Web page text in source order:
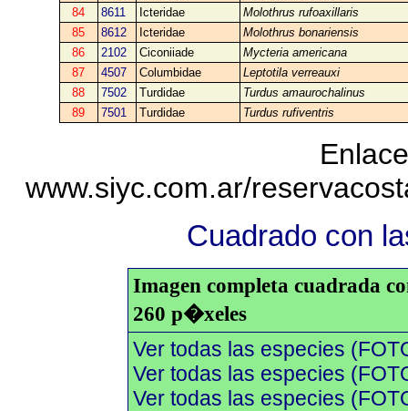
84
8611 Icteridae
Molothrus rufoaxillaris
85
8612 Icteridae
Molothrus bonariensis
86
2102 Ciconiiade
Mycteria americana
87
4507 Columbidae
Leptotila verreauxi
88
7502 Turdidae
Turdus amaurochalinus
89
7501 Turdidae Turdus rufiventris
www.siyc.com.ar/
Cuadrado con
Imagen completa cuadrada
260 p�xeles
Ver todas las especies
Ver todas las especies
Ver todas las especies